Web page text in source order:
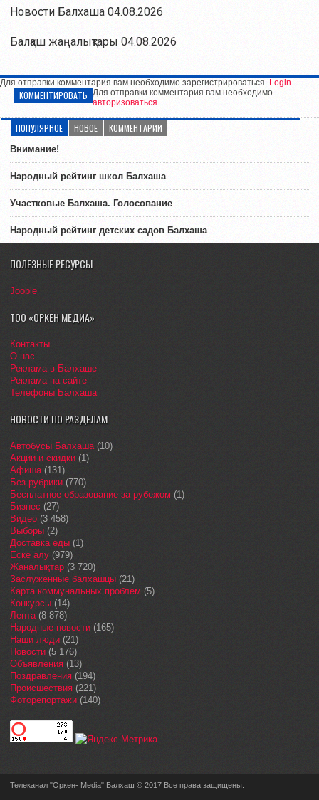
Новости Балхаша 04.08.2026
Балқаш жаңалықтары 04.08.2026
Для отправки комментария вам необходимо зарегистрироваться. Login
КОММЕНТИРОВАТЬ Для отправки комментария вам необходимо
авторизоваться.
ПОПУЛЯРНОЕ НОВОЕ КОММЕНТАРИИ
Внимание!
Народный рейтинг школ Балхаша
Участковые Балхаша. Голосование
Народный рейтинг детских садов Балхаша
ПОЛЕЗНЫЕ РЕСУРСЫ
Jooble
ТОО «ОРКЕН МЕДИА»
Контакты
О нас
Реклама в Балхаше
Реклама на сайте
Телефоны Балхаша
НОВОСТИ ПО РАЗДЕЛАМ
Автобусы Балхаша(10)
Акции и скидки (1)
Афиша(131)
Без рубрики (770)
Бесплатное образование за рубежом (1)
Бизнес (27)
Видео (3 458)
Выборы (2)
Доставка еды (1)
Еске алу (979)
Жаңалықтар (3 720)
Заслуженные балхашцы (21)
Карта коммунальных проблем (5)
Конкурсы (14)
Лента(8 878)
Народные новости (165)
Наши люди (21)
Новости (5 176)
Объявления (13)
Поздравления (194)
Происшествия (221)
Фоторепортажи (140)
Телеканал "Оркен- Media" Балхаш © 2017 Все права защищены.